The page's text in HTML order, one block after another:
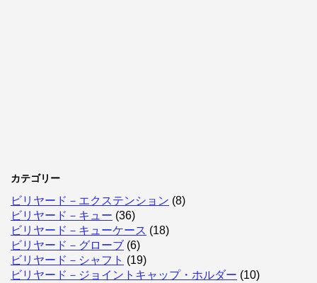
カテゴリー
ビリヤード－エクステンション (8)
ビリヤード－キュー (36)
ビリヤード－キューケース (18)
ビリヤード－グローブ (6)
ビリヤード－シャフト (19)
ビリヤード－ジョイントキャップ・ホルダー (10)